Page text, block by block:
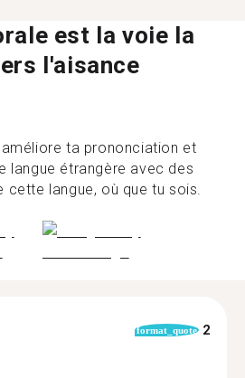
est la voie la
l'aisance
ta prononciation et
langue étrangère avec des
cette langue, où que tu sois.
format_quote 2